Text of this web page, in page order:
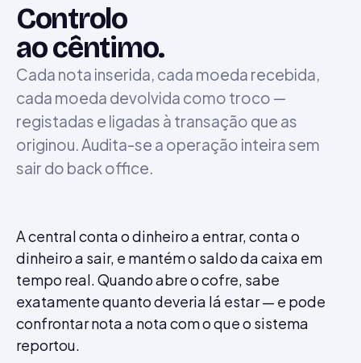
Controlo
ao cêntimo.
Cada nota inserida, cada moeda recebida,
cada moeda devolvida como troco —
registadas e ligadas à transação que as
originou. Audita-se a operação inteira sem
sair do back office.
A central conta o dinheiro a entrar, conta o
dinheiro a sair, e mantém o saldo da caixa em
tempo real. Quando abre o cofre, sabe
exatamente quanto deveria lá estar — e pode
confrontar nota a nota com o que o sistema
reportou.